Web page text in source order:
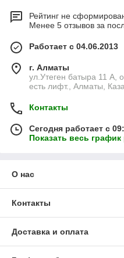
Рейтинг не
Менее 5 отзывов за
Работает с 04.06.2013
г. Алматы
ул.Утеген батыра 11 А,
есть лифт., Алматы,
Контакты
Сегодня работает с
Показать весь
О нас
Контакты
Доставка и оплата